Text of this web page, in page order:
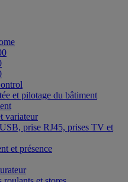
et pilotage du bâtiment
variateur
prise RJ45, prises TV et
et présence